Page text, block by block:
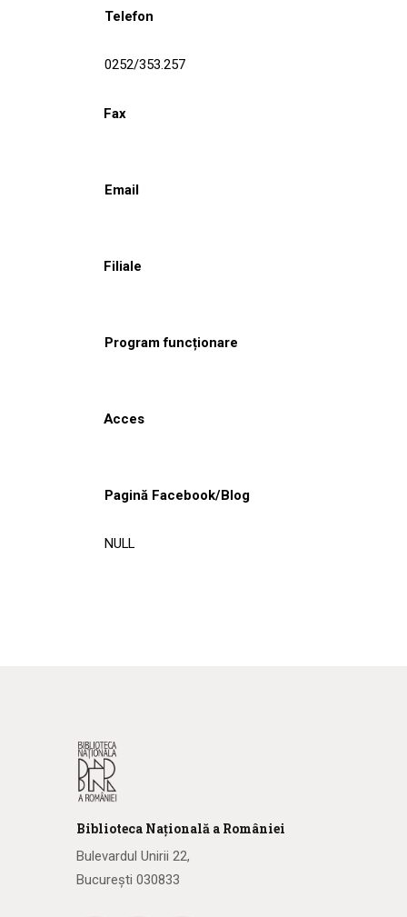
Telefon
0252/353.257
Fax
Email
Filiale
Program funcționare
Acces
Pagină Facebook/Blog
NULL
Biblioteca Națională a României
Bulevardul Unirii 22,
București 030833